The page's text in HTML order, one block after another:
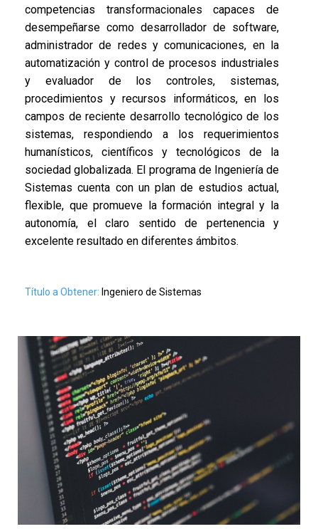
competencias transformacionales capaces de
desempeñarse como desarrollador de software,
administrador de redes y comunicaciones, en la
automatización y control de procesos industriales
y evaluador de los controles, sistemas,
procedimientos y recursos informáticos, en los
campos de reciente desarrollo tecnológico de los
sistemas, respondiendo a los requerimientos
humanísticos, científicos y tecnológicos de la
sociedad globalizada. El programa de Ingeniería de
Sistemas cuenta con un plan de estudios actual,
flexible, que promueve la formación integral y la
autonomía, el claro sentido de pertenencia y
excelente resultado en diferentes ámbitos.
Título a Obtener: Ingeniero de Sistemas